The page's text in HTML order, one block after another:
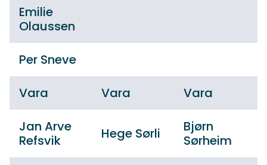
Emilie
Olaussen
Per Sneve
Vara
Vara
Vara
Jan Arve
Refsvik
Hege Sørli
Bjørn
Sørheim